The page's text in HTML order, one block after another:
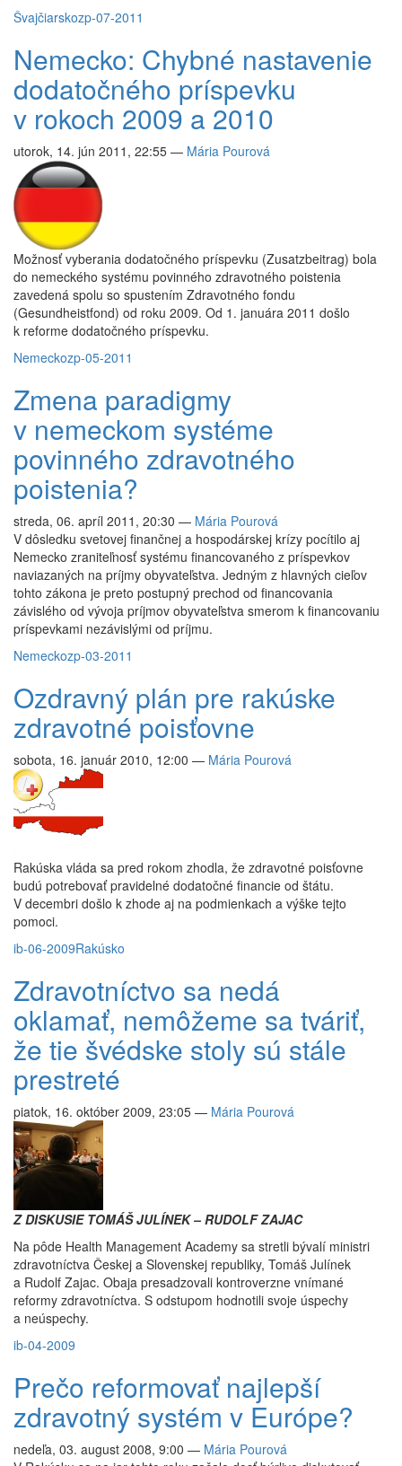
Švajčiarskozp-07-2011
Nemecko: Chybné nastavenie
dodatočného príspevku
v rokoch 2009 a 2010
utorok, 14. jún 2011, 22:55 — Mária Pourová
Možnosť vyberania dodatočného príspevku (Zusatzbeitrag) bola
do nemeckého systému povinného zdravotného poistenia
zavedená spolu so spustením Zdravotného fondu
(Gesundheistfond) od roku 2009. Od 1. januára 2011 došlo
k reforme dodatočného príspevku.
Nemeckozp-05-2011
Zmena paradigmy
v nemeckom systéme
povinného zdravotného
poistenia?
streda, 06. apríl 2011, 20:30 — Mária Pourová
V dôsledku svetovej finančnej a hospodárskej krízy pocítilo aj
Nemecko zraniteľnosť systému financovaného z príspevkov
naviazaných na príjmy obyvateľstva. Jedným z hlavných cieľov
tohto zákona je preto postupný prechod od financovania
závislého od vývoja príjmov obyvateľstva smerom k financovaniu
príspevkami nezávislými od príjmu.
Nemeckozp-03-2011
Ozdravný plán pre rakúske
zdravotné poisťovne
sobota, 16. január 2010, 12:00 — Mária Pourová
Rakúska vláda sa pred rokom zhodla, že zdravotné poisťovne
budú potrebovať pravidelné dodatočné financie od štátu.
V decembri došlo k zhode aj na podmienkach a výške tejto
pomoci.
ib-06-2009Rakúsko
Zdravotníctvo sa nedá
oklamať, nemôžeme sa tváriť,
že tie švédske stoly sú stále
prestreté
piatok, 16. október 2009, 23:05 — Mária Pourová
Z DISKUSIE TOMÁŠ JULÍNEK – RUDOLF ZAJAC
Na pôde Health Management Academy sa stretli bývalí ministri
zdravotníctva Českej a Slovenskej republiky, Tomáš Julínek
a Rudolf Zajac. Obaja presadzovali kontroverzne vnímané
reformy zdravotníctva. S odstupom hodnotili svoje úspechy
a neúspechy.
ib-04-2009
Prečo reformovať najlepší
zdravotný systém v Európe?
nedeľa, 03. august 2008, 9:00 — Mária Pourová